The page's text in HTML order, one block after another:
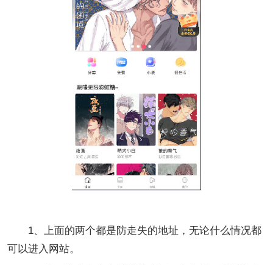
1、上面的两个都是防走失的地址，无论什么情况都
可以进入网站。